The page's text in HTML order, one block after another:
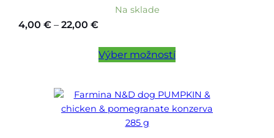
Na sklade
4,00 € – 22,00 €Price
4,00 €
Výber možností